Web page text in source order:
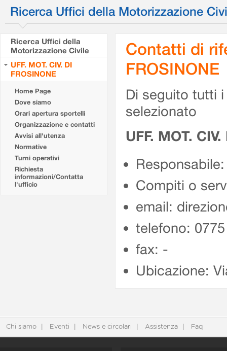
Ricerca Uffici della Motorizzazione
Ricerca Uffici della
Motorizzazione Civile
UFF. MOT. CIV. DI
FROSINONE
Home Page
Dove siamo
Orari apertura sportelli
Organizzazione e contatti
Avvisi all'utenza
Normative
Turni operativi
Richiesta
informazioni/Contatta
l'ufficio
Contatti di
FROSINONE
Di seguito tutti
selezionato
UFF. MOT.
Compiti o
email:
telefono:
fax: -
Ubicazione:
Chi siamo Eventi News e circolari Assistenza Faq